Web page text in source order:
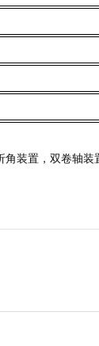
角装置，双卷轴